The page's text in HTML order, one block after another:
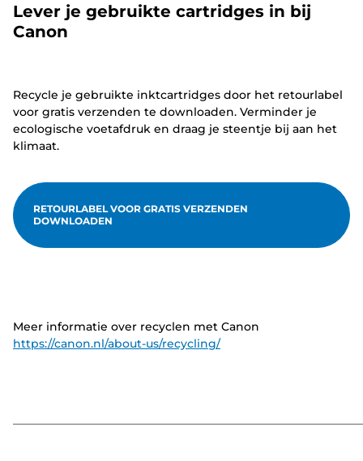
Lever je gebruikte cartridges in bij
Canon
Recycle je gebruikte inktcartridges door het retourlabel
voor gratis verzenden te downloaden. Verminder je
ecologische voetafdruk en draag je steentje bij aan het
klimaat.
RETOURLABEL VOOR GRATIS VERZENDEN
DOWNLOADEN
Meer informatie over recyclen met Canon
https://canon.nl/about-us/recycling/